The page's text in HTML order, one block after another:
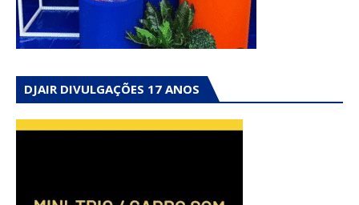
DJAIR DIVULGAÇÕES 17 ANOS